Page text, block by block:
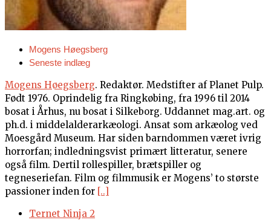
Mogens Høegsberg
Seneste indlæg
Mogens Høegsberg. Redaktør. Medstifter af Planet Pulp.
Født 1976. Oprindelig fra Ringkøbing, fra 1996 til 2014
bosat i Århus, nu bosat i Silkeborg. Uddannet mag.art. og
ph.d. i middelalderarkæologi. Ansat som arkæolog ved
Moesgård Museum. Har siden barndommen været ivrig
horrorfan; indledningsvist primært litteratur, senere
også film. Dertil rollespiller, brætspiller og
tegneseriefan. Film og filmmusik er Mogens’ to største
passioner inden for [..]
Ternet Ninja 2